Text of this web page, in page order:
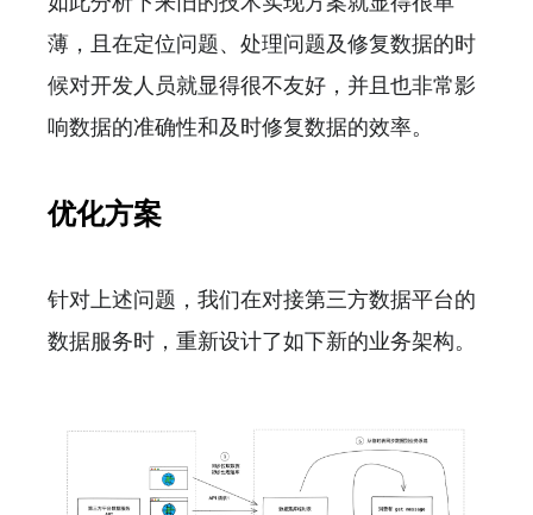
薄，且在定位问题、处理问题及修复数据的时
候对开发人员就显得很不友好，并且也非常影
响数据的准确性和及时修复数据的效率。
优化方案
针对上述问题，我们在对接第三方数据平台的
数据服务时，重新设计了如下新的业务架构。